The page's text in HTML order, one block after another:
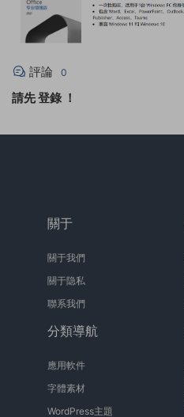
評論 0
請先登錄 ！
關于
關于我們
關于隐私
聯系我們
分類導航
應用軟件
字體素材
WordPress主題